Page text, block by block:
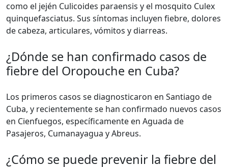
como el jején Culicoides paraensis y el mosquito Culex
quinquefasciatus. Sus síntomas incluyen fiebre, dolores
de cabeza, articulares, vómitos y diarreas.
¿Dónde se han confirmado casos de
fiebre del Oropouche en Cuba?
Los primeros casos se diagnosticaron en Santiago de
Cuba, y recientemente se han confirmado nuevos casos
en Cienfuegos, específicamente en Aguada de
Pasajeros, Cumanayagua y Abreus.
¿Cómo se puede prevenir la fiebre del